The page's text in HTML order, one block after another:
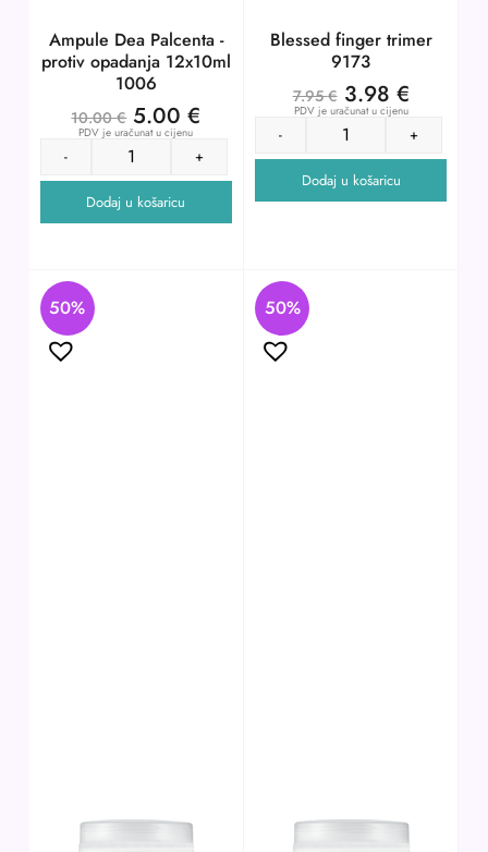
Ampule Dea Palcenta -
protiv opadanja 12x10ml
1006
10.00€ 5.00€
PDV je uračunat u cijenu
- +
Dodaj u košaricu
Blessed finger trimer
9173
7.95€ 3.98 €
PDV je uračunat u cijenu
- +
Dodaj u košaricu
50% 50%